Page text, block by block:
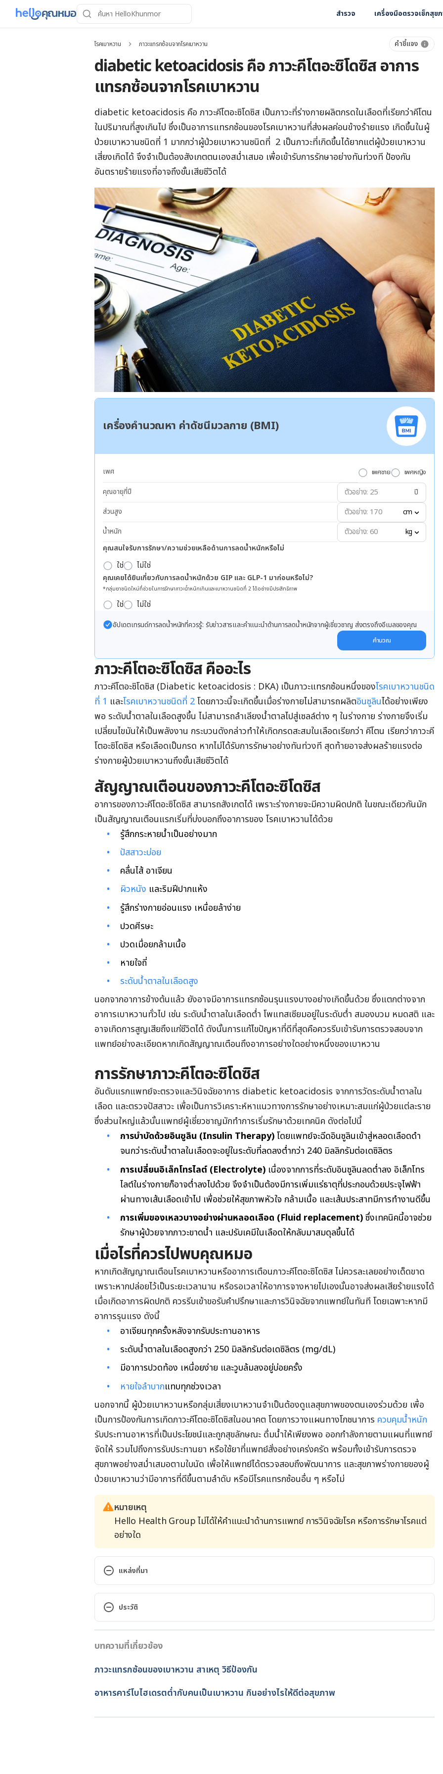
สำรวจ เครื่องมือตรวจเช็กสุข
โรคเบาหวาน ภาวะแทรกซ้อนจากโรคเบาหวาน คำชี้แจง
diabetic ketoacidosis คือ ภาวะคีโตอะซิโดซิส อาการ
แทรกซ้อนจากโรคเบาหวาน
diabetic ketoacidosis คือ ภาวะคีโตอะซิโดซิส เป็นภาวะที่ร่างกายผลิตกรดในเลือดที่เรียกว่าคีโตน
ในปริมาณที่สูงเกินไป ซึ่งเป็นอาการแทรกซ้อนของโรคเบาหวานที่ส่งผลค่อนข้างร้ายแรง เกิดขึ้นในผู้
ป่วยเบาหวานชนิดที่ 1 มากกว่าผู้ป่วยเบาหวานชนิดที่ 2 เป็นภาวะที่เกิดขึ้นได้ยากแต่ผู้ป่วยเบาหวาน
เสี่ยงเกิดได้ จึงจำเป็นต้องสังเกตตนเองสม่ำเสมอ เพื่อเข้ารับการรักษาอย่างทันท่วงที ป้องกัน
อันตรายร้ายแรงที่อาจถึงขั้นเสียชีวิตได้
เครื่องคำนวณหา ค่าดัชนีมวลกาย (BMI)
เพศ เพศชาย เพศหญิง
คุณอายุกี่ปี
ปี
ส่วนสูง
cm
น้ำหนัก
kg
คุณสนใจรับการรักษา/ความช่วยเหลือด้านการลดน้ำหนักหรือไม่
ใช่ ไม่ใช่
คุณเคยได้ยินเกี่ยวกับการลดน้ำหนักด้วย GIP และ GLP-1 มาก่อนหรือไม่?
*กลุ่มยาชนิดใหม่ที่ช่วยในการรักษาภาวะน้ำหนักเกินและเบาหวานชนิดที่ 2 ได้อย่างมีประสิทธิภาพ
ใช่ ไม่ใช่
อัปเดตเทรนด์การลดน้ำหนักที่ควรรู้: รับข่าวสารและคำแนะนำด้านการลดน้ำหนักจากผู้เชี่ยวชาญ ส่งตรงถึงอีเมลของคุณ
คำนวณ
ภาวะคีโตอะซิโดซิส คืออะไร
ภาวะคีโตอะซิโดซิส (Diabetic ketoacidosis : DKA) เป็นภาวะแทรกซ้อนหนึ่งของโรคเบาหวานชนิด
ที่ 1 และโรคเบาหวานชนิดที่ 2โดยภาวะนี้จะเกิดขึ้นเมื่อร่างกายไม่สามารถผลิตอินซูลินได้อย่างเพียง
พอ ระดับน้ำตาลในเลือดสูงขึ้น ไม่สามารถลำเลียงน้ำตาลไปสู่เซลล์ต่าง ๆ ในร่างกาย ร่างกายจึงเริ่ม
เปลี่ยนไขมันให้เป็นพลังงาน กระบวนดังกล่าวทำให้เกิดกรดสะสมในเลือดเรียกว่า คีโตน เรียกว่าภาวะคี
โตอะซิโดซิส หรือเลือดเป็นกรด หากไม่ได้รับการรักษาอย่างทันท่วงที สุดท้ายอาจส่งผลร้ายแรงต่อ
ร่างกายผู้ป่วยเบาหวานถึงขั้นเสียชีวิตได้
สัญญาณเตือนของภาวะคีโตอะซิโดซิส
อาการของภาวะคีโตอะซิโดซิส สามารถสังเกตได้ เพราะร่างกายจะมีความผิดปกติ ในขณะเดียวกันมัก
เป็นสัญญาณเตือนแรกเริ่มที่บ่งบอกถึงอาการของ โรคเบาหวานได้ด้วย
รู้สึกกระหายน้ำเป็นอย่างมาก
ปัสสาวะบ่อย
คลื่นไส้ อาเจียน
ผิวหนัง และริมฝีปากแห้ง
รู้สึกร่างกายอ่อนแรง เหนื่อยล้าง่าย
ปวดศีรษะ
ปวดเมื่อยกล้ามเนื้อ
หายใจถี่
ระดับน้ำตาลในเลือดสูง
นอกจากอาการข้างต้นแล้ว ยังอาจมีอาการแทรกซ้อนรุนแรงบางอย่างเกิดขึ้นด้วย ซึ่งแตกต่างจาก
อาการเบาหวานทั่วไป เช่น ระดับน้ำตาลในเลือดต่ำ โพแทสเซียมอยู่ในระดับต่ำ สมองบวม หมดสติ และ
อาจเกิดการสูญเสียถึงแก่ชีวิตได้ ดังนั้นการแก้ไขปัญหาที่ดีที่สุดคือควรรีบเข้ารับการตรวจสอบจาก
แพทย์อย่างละเอียดหากเกิดสัญญาณเตือนถึงอาการอย่างใดอย่างหนึ่งของเบาหวาน
การรักษาภาวะคีโตอะซิโดซิส
อันดับแรกแพทย์จะตรวจและวินิจฉัยอาการ diabetic ketoacidosis จากการวัดระดับน้ำตาลใน
เลือด และตรวจปัสสาวะ เพื่อเป็นการวิเคราะห์หาแนวทางการรักษาอย่างเหมาะสมแก่ผู้ป่วยแต่ละราย
ซึ่งส่วนใหญ่แล้วนั้นแพทย์ผู้เชี่ยวชาญมักทำการเริ่มรักษาด้วยเทคนิค ดังต่อไปนี้
การบำบัดด้วยอินซูลิน (Insulin Therapy)โดยแพทย์จะฉีดอินซูลินเข้าสู่หลอดเลือดดำ
จนกว่าระดับน้ำตาลในเลือดจะอยู่ในระดับที่ลดลงต่ำกว่า 240 มิลลิกรัมต่อเดซิลิตร
การเปลี่ยนอิเล็กโทรไลต์ (Electrolyte) เนื่องจากการที่ระดับอินซูลินลดต่ำลง อิเล็กโทร
ไลต์ในร่างกายก็อาจต่ำลงไปด้วย จึงจำเป็นต้องมีการเพิ่มแร่ธาตุที่ประกอบด้วยประจุไฟฟ้า
ผ่านทางเส้นเลือดเข้าไป เพื่อช่วยให้สุขภาพหัวใจ กล้ามเนื้อ และเส้นประสาทมีการทำงานดีขึ้น
การเพิ่มของเหลวบางอย่างผ่านหลอดเลือด (Fluid replacement)ซึ่งเทคนิคนี้อาจช่วย
รักษาผู้ป่วยจากภาวะขาดน้ำ และปรับเคมีในเลือดให้กลับมาสมดุลขึ้นได้
เมื่อไรที่ควรไปพบคุณหมอ
หากเกิดสัญญาณเตือนโรคเบาหวานหรืออาการเตือนภาวะคีโตอะซิโดซิส ไม่ควรละเลยอย่างเด็ดขาด
เพราะหากปล่อยไว้เป็นระยะเวลานาน หรือรอเวลาให้อาการจางหายไปเองนั้นอาจส่งผลเสียร้ายแรงได้
เมื่อเกิดอาการผิดปกติ ควรรีบเข้าขอรับคำปรึกษาและการวินิจฉัยจากแพทย์ในทันที โดยเฉพาะหากมี
อาการรุนแรง ดังนี้
อาเจียนทุกครั้งหลังจากรับประทานอาหาร
ระดับน้ำตาลในเลือดสูงกว่า 250 มิลลิกรัมต่อเดซิลิตร (mg/dL)
มีอาการปวดท้อง เหนื่อยง่าย และวูบล้มลงอยู่บ่อยครั้ง
หายใจลำบากแทบทุกช่วงเวลา
นอกจากนี้ ผู้ป่วยเบาหวานหรือกลุ่มเสี่ยงเบาหวานจำเป็นต้องดูแลสุขภาพของตนเองร่วมด้วย เพื่อ
เป็นการป้องกันการเกิดภาวะคีโตอะซิโดซิสในอนาคต โดยการวางแผนทางโภชนาการ ควบคุมน้ำหนัก
รับประทานอาหารที่เป็นประโยชน์และถูกสุขลักษณะ ดื่มน้ำให้เพียงพอ ออกกำลังกายตามแผนที่แพทย์
จัดให้ รวมไปถึงการรับประทานยา หรือใช้ยาที่แพทย์สั่งอย่างเคร่งครัด พร้อมทั้งเข้ารับการตรวจ
สุขภาพอย่างสม่ำเสมอตามใบนัด เพื่อให้แพทย์ได้ตรวจสอบถึงพัฒนาการ และสุขภาพร่างกายของผู้
ป่วยเบาหวานว่ามีอาการที่ดีขึ้นตามลำดับ หรือมีโรคแทรกซ้อนอื่น ๆ หรือไม่
หมายเหตุ
Hello Health Group ไม่ได้ให้คำแนะนำด้านการแพทย์ การวินิจฉัยโรค หรือการรักษาโรคแต่
อย่างใด
แหล่งที่มา
Diabetic Ketoacidosis. https://www.webmd.com/diabetes/ketoacidosis. Accessed
January 25, 2022.
ketoacidosis/symptoms-causes/syc-20371551. Accessed January 25, 2022.
January 25, 2022.
Diabetic Ketoacidosis (DKA). https://emedicine.medscape.com/article/118361-overview.
ประวัติ
เวอร์ชันปัจจุบัน
30/04/2023
ตรวจสอบความถูกต้องของข้อมูลโดย เนตรนภา ปะวะคัง
อัปเดตโดย:
เนตรนภา ปะวะคัง
บทความที่เกี่ยวข้อง
ภาวะแทรกซ้อนของเบาหวาน สาเหตุ วิธีป้องกัน
อาหารคาร์โบไฮเดรตต่ำกับคนเป็นเบาหวาน กินอย่างไรให้ดีต่อสุขภาพ